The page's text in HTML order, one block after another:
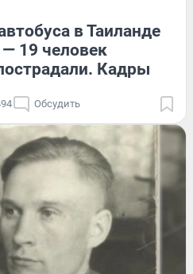
в Таиланде
19 человек
Кадры
Обсудить